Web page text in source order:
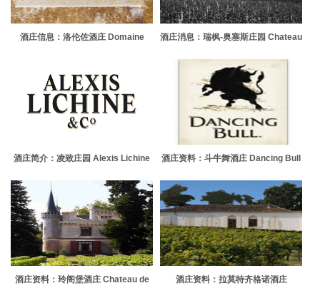
酒庄信息：洛伦佐酒庄 Domaine
酒庄消息：瑞枫-奥塞斯庄园 Chateau
酒庄简介：凌致庄园 Alexis Lichine 酒庄资料：斗牛舞酒庄 Dancing Bull
酒庄资料：玲阁堡酒庄 Chateau de
酒庄资料：拉莫特齐格诺酒庄